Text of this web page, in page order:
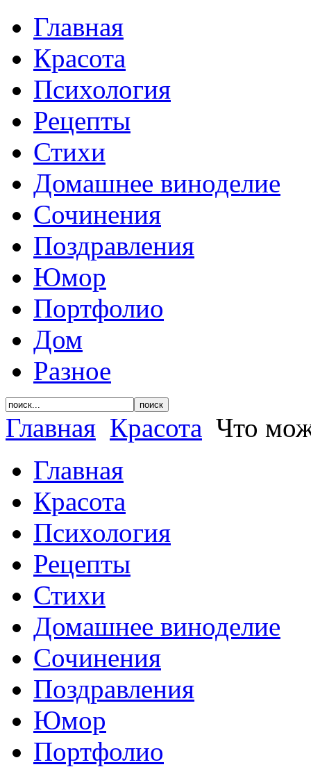
Главная
Красота
Психология
Рецепты
Стихи
Домашнее виноделие
Сочинения
Поздравления
Юмор
Портфолио
Дом
Разное
Главная Красота Что
Главная
Красота
Психология
Рецепты
Стихи
Домашнее виноделие
Сочинения
Поздравления
Юмор
Портфолио